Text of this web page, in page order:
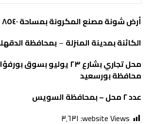
أرض شونة مصنع المكرونة بمساحة ٨٥٤٠ م٢ تقريباً
الكائنة بمدينة المنزلة –بمحافظة
محل تجاري بشارع ٢٣ يوليو بسوق
محافظة بورسعيد
عدد ٢ محل – بمحافظة السويس
website Views: ٣٬٦٣١